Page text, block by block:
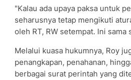
"Kalau ada upaya paksa untuk
seharusnya tetap mengikuti
oleh RT, RW setempat. Ini
Melalui kuasa hukumnya, Roy
penangkapan, penahanan,
berbagai surat perintah yang